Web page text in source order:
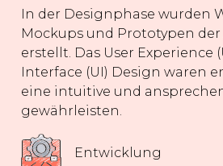
In der Designphase wurden
Mockups und Prototypen
erstellt. Das User Experience
Interface (UI) Design waren
eine intuitive und
gewährleisten.
Entwicklung